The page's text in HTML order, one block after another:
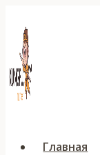
содержимому
Главная